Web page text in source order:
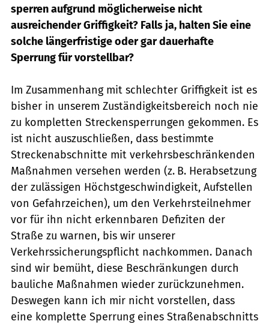
sperren aufgrund möglicherweise nicht
ausreichender Griffigkeit? Falls ja, halten Sie eine
solche längerfristige oder gar dauerhafte
Sperrung für vorstellbar?
Im Zusammenhang mit schlechter Griffigkeit ist es
bisher in unserem Zuständigkeitsbereich noch nie
zu kompletten Streckensperrungen gekommen. Es
ist nicht auszuschließen, dass bestimmte
Streckenabschnitte mit verkehrsbeschränkenden
Maßnahmen versehen werden (z. B. Herabsetzung
der zulässigen Höchstgeschwindigkeit, Aufstellen
von Gefahrzeichen), um den Verkehrsteil­nehmer
vor für ihn nicht erkennbaren Defiziten der
Straße zu warnen, bis wir unserer
Verkehrssicherungs­pflicht nachkommen. Danach
sind wir bemüht, diese Beschränkungen durch
bauliche Maßnahmen wieder zurückzunehmen.
Deswegen kann ich mir nicht vorstellen, dass
eine komplette Sperrung eines Straßenabschnitts